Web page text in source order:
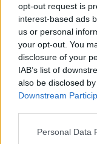
opt-out request is
interest-based ads
us or personal
your opt-out. You
disclosure of your
IAB’s list of
also be disclosed
Downstream
Personal Data
azonosították a
környező
jelentette be az
tájékoztatóján
tisztifőorvos
"rendkívül gyors
megbetegítési
azonosítottunk".